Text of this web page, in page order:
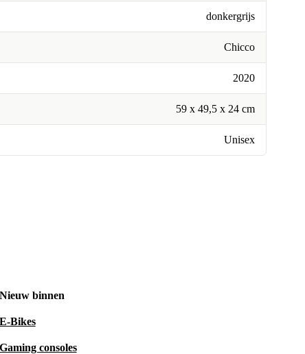
donkergrijs
Chicco
2020
59 x 49,5 x 24 cm
Unisex
Nieuw binnen
E-Bikes
Gaming consoles